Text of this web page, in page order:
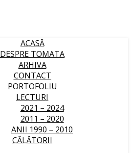
ACASĂ
DESPRE TOMATA
ARHIVA
CONTACT
PORTOFOLIU
LECTURI
2021 – 2024
2011 – 2020
ANII 1990 – 2010
CĂLĂTORII